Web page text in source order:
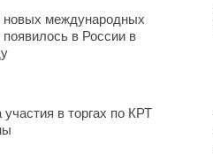
новых международных
в России в
в торгах по КРТ